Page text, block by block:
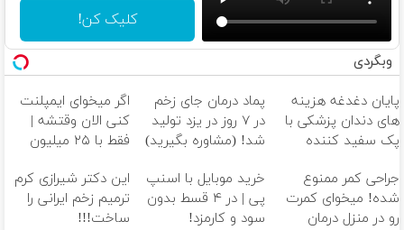
کلیک کن!
وبگردی
پایان دغدغه هزینه
های دندان پزشکی با
پک سفید کننده
پماد درمان جای زخم
در ۷ روز در یزد تولید
شد! (مشاوره بگیرید)
اگر میخوای ایمپلنت
کنی الان وقتشه |
فقط با ۲۵ میلیون
جراحی کمر ممنوع
شده! میخوای کمرت
رو در منزل درمان
خرید موبایل با اسنپ
پی | در ۴ قسط بدون
سود و کارمزد!
این دکتر شیرازی کرم
ترمیم زخم ایرانی را
ساخت!!!